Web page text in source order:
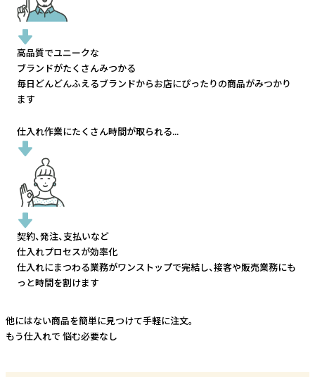
高品質でユニークな
ブランドがたくさんみつかる
毎日どんどんふえるブランドからお店にぴったりの商品がみつかり
ます
仕入れ作業にたくさん時間が取られる...
契約、発注、支払いなど
仕入れプロセスが効率化
仕入れにまつわる業務がワンストップで完結し、接客や販売業務にも
っと時間を割けます
他にはない商品を簡単に見つけて手軽に注文。
もう仕入れで 悩む必要なし